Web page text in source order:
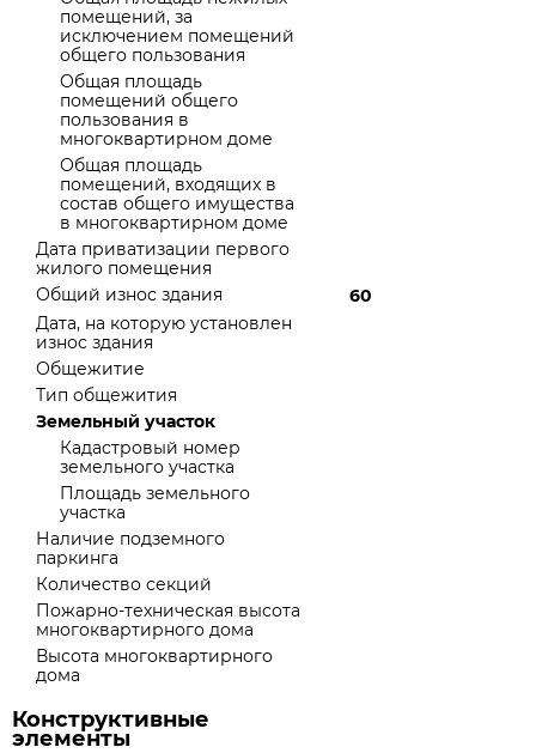
помещений, за
исключением помещений
общего пользования
Общая площадь
помещений общего
пользования в
многоквартирном доме
Общая площадь
помещений, входящих в
состав общего имущества
в многоквартирном доме
Дата приватизации первого
жилого помещения
Общий износ здания
60
Дата, на которую установлен
износ здания
Общежитие
Тип общежития
Земельный участок
Кадастровый номер
земельного участка
Площадь земельного
участка
Наличие подземного
паркинга
Количество секций
Пожарно-техническая высота
многоквартирного дома
Высота многоквартирного
дома
Конструктивные
элементы